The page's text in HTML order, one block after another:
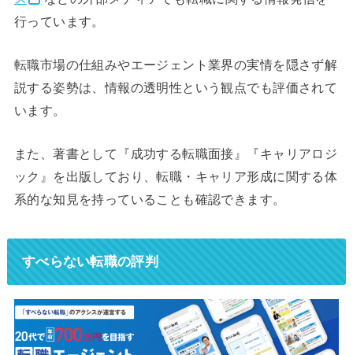
行っています。
転職市場の仕組みやエージェント業界の実情を隠さず解
説する姿勢は、情報の透明性という観点でも評価されて
います。
また、著書として『成功する転職面接』『キャリアロジ
ック』を出版しており、転職・キャリア形成に関する体
系的な知見を持っていることも確認できます。
すべらない転職の評判